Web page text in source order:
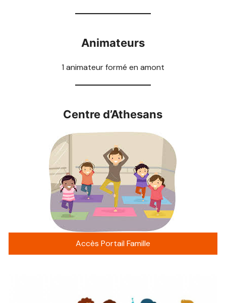
Animateurs
1 animateur formé en amont
Centre d’Athesans
Accès Portail Famille